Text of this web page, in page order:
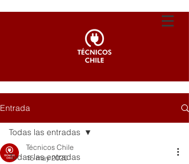
Entrada
Todas las entradas
Todas las entradas
Técnicos Chile
15 may 2020